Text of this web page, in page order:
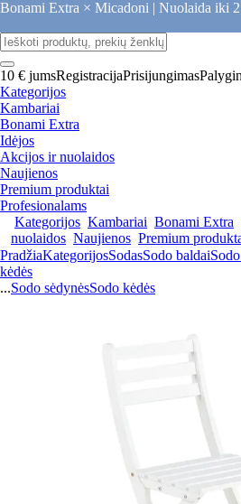
Bonami Extra × Micadoni | Nuolaida iki
10 € jumsRegistracijaPrisijungimas
Kategorijos
Kambariai
Bonami Extra
Idėjos
Akcijos ir nuolaidos
Naujienos
Premium produktai
Profesionalams
Kategorijos Kambariai Bonami Extra
nuolaidos Naujienos Premium
PradžiaKategorijosSodasSodo baldai
kėdės
...Sodo sėdynėsSodo kėdės